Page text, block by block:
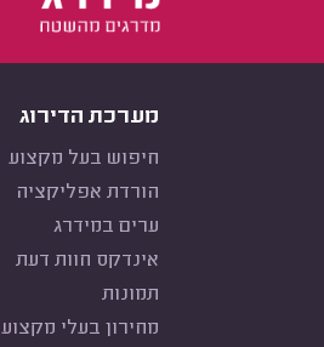
מערכת הדירוג
חיפוש בעל מקצוע
הורדת אפליקציה
ערים במידרג
אינדקס חוות דעת
תמונות
מחירון בעלי מקצוע